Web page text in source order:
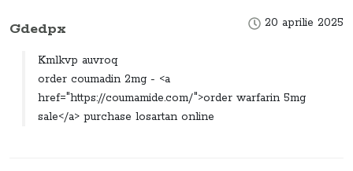
20 aprilie 2025
Gdedpx
Kmlkvp auvroq
order coumadin 2mg - <a
href="https://coumamide.com/">order warfarin 5mg
sale</a> purchase losartan online